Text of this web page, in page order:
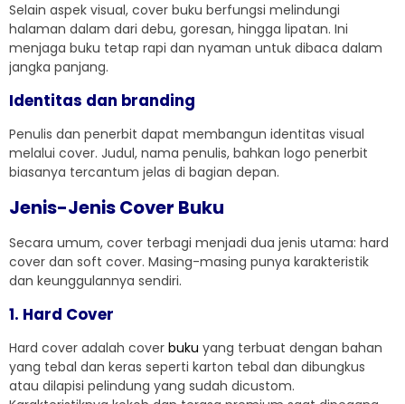
Selain aspek visual, cover buku berfungsi melindungi
halaman dalam dari debu, goresan, hingga lipatan. Ini
menjaga buku tetap rapi dan nyaman untuk dibaca dalam
jangka panjang.
Identitas dan branding
Penulis dan penerbit dapat membangun identitas visual
melalui cover. Judul, nama penulis, bahkan logo penerbit
biasanya tercantum jelas di bagian depan.
Jenis-Jenis Cover Buku
Secara umum, cover terbagi menjadi dua jenis utama: hard
cover dan soft cover. Masing-masing punya karakteristik
dan keunggulannya sendiri.
1. Hard Cover
Hard cover adalah cover buku yang terbuat dengan bahan
yang tebal dan keras seperti karton tebal dan dibungkus
atau dilapisi pelindung yang sudah dicustom.